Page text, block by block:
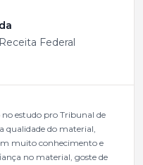
Federal
estudo pro Tribunal de
qualidade do material,
muito conhecimento e
no material, goste de